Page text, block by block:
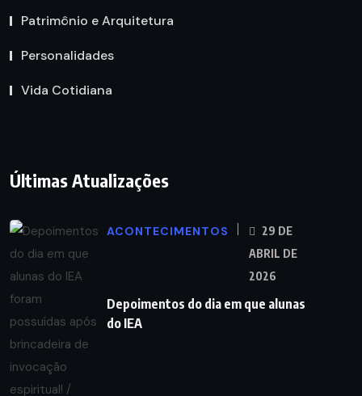
Patrimônio e Arquitetura
Personalidades
Vida Cotidiana
Últimas Atualizações
ACONTECIMENTOS
29 DE
ABRIL DE
2026
Depoimentos do dia em que alunas
do IEA